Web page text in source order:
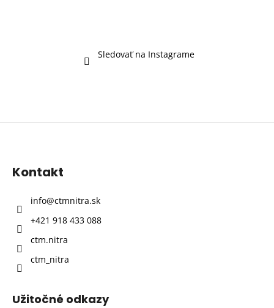
Sledovať na Instagrame
Kontakt
info@ctmnitra.sk
+421 918 433 088
ctm.nitra
ctm_nitra
Užitočné odkazy